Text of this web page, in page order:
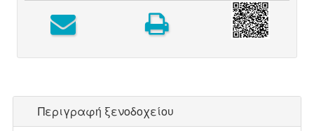
Περιγραφή ξενοδοχείου